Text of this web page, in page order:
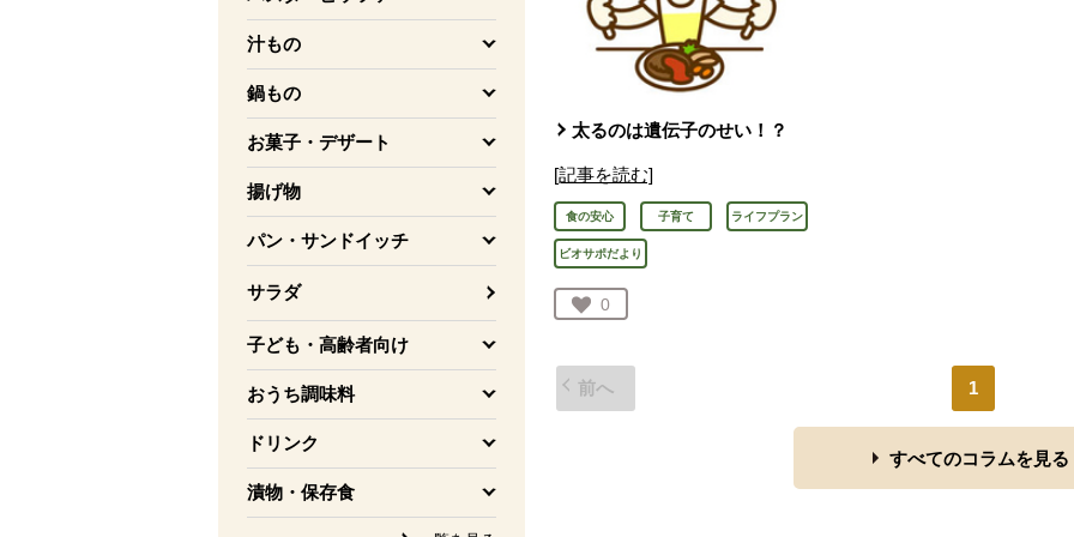
を開く
汁もの
を開く
鍋もの
を開く
お菓子・デザート
を開く
揚げ物
を開く
パン・サンドイッチ
を開く
サラダ
子ども・高齢者向け
を開く
おうち調味料
を開く
ドリンク
を開く
漬物・保存食
を開く
太るのは遺伝子のせい！？
[記事を読む]
食の安心 子育て ライフプラン
ビオサポだより
お気に入り登録：
0
人が登録
前へ 1
すべてのコラムを見る